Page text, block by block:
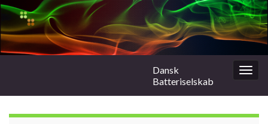
Dansk
Batteriselskab